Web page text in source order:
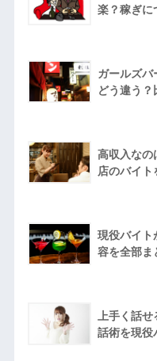
楽？稼ぎに
ガールズバ
どう違う？
高収入なの
店のバイト
現役バイト
容を全部ま
上手く話
話術を現役